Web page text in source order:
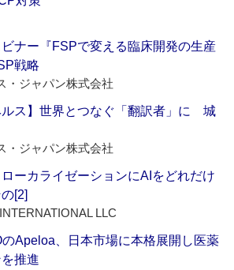
ビナー『FSPで変える臨床開発の生産
戦略
・ジャパン株式会社
ルス】世界とつなぐ「翻訳者」に 城
・ジャパン株式会社
ーカライゼーションにAIをどれだけ
[2]
LLC
Apeloa、日本市場に本格展開し医薬
推進